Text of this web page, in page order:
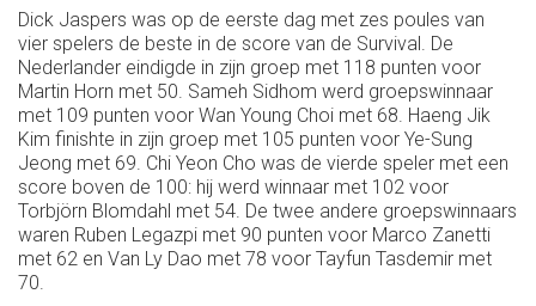
Dick Jaspers was op de eerste dag met zes poules van
vier spelers de beste in de score van de Survival. De
Nederlander eindigde in zijn groep met 118 punten voor
Martin Horn met 50. Sameh Sidhom werd groepswinnaar
met 109 punten voor Wan Young Choi met 68. Haeng Jik
Kim finishte in zijn groep met 105 punten voor Ye-Sung
Jeong met 69. Chi Yeon Cho was de vierde speler met een
score boven de 100: hij werd winnaar met 102 voor
Torbjörn Blomdahl met 54. De twee andere groepswinnaars
waren Ruben Legazpi met 90 punten voor Marco Zanetti
met 62 en Van Ly Dao met 78 voor Tayfun Tasdemir met
70.